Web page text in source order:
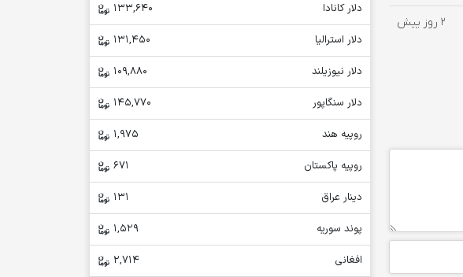
2 روز پیش
دلار کانادا
133,640
دلار استرالیا
131,450
دلار نیوزیلند
109,880
دلار سنگاپور
145,770
روپیه هند
1,975
روپیه پاکستان
671
دینار عراق
131
پوند سوریه
1,529
افغانی
2,714